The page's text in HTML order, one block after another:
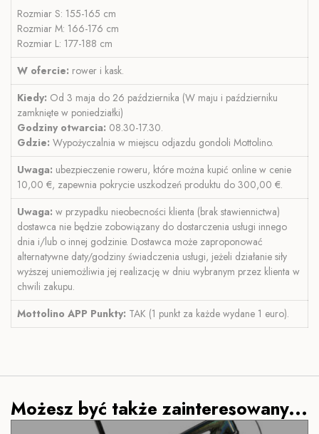
Rozmiar S: 155-165 cm
Rozmiar M: 166-176 cm
Rozmiar L: 177-188 cm
W ofercie: rower i kask.
Kiedy: Od 3 maja do 26 października (W maju i październiku
zamknięte w poniedziałki)
Godziny otwarcia: 08.30-17.30.
Gdzie: Wypożyczalnia w miejscu odjazdu gondoli Mottolino.
Uwaga: ubezpieczenie roweru, które można kupić online w cenie
10,00 €, zapewnia pokrycie uszkodzeń produktu do 300,00 €.
Uwaga: w przypadku nieobecności klienta (brak stawiennictwa)
dostawca nie będzie zobowiązany do dostarczenia usługi innego
dnia i/lub o innej godzinie. Dostawca może zaproponować
alternatywne daty/godziny świadczenia usługi, jeżeli działanie siły
wyższej uniemożliwia jej realizację w dniu wybranym przez klienta w
chwili zakupu.
Mottolino APP Punkty: TAK (1 punkt za każde wydane 1 euro).
Możesz być także zainteresowany...